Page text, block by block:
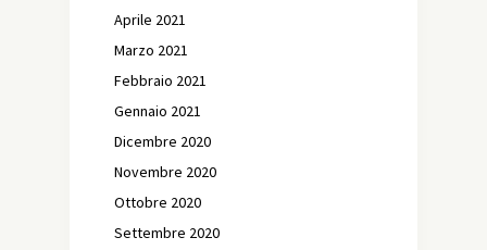
Aprile 2021
Marzo 2021
Febbraio 2021
Gennaio 2021
Dicembre 2020
Novembre 2020
Ottobre 2020
Settembre 2020